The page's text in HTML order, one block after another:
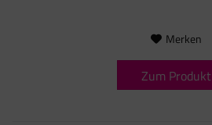
Merken
Zum Produkt